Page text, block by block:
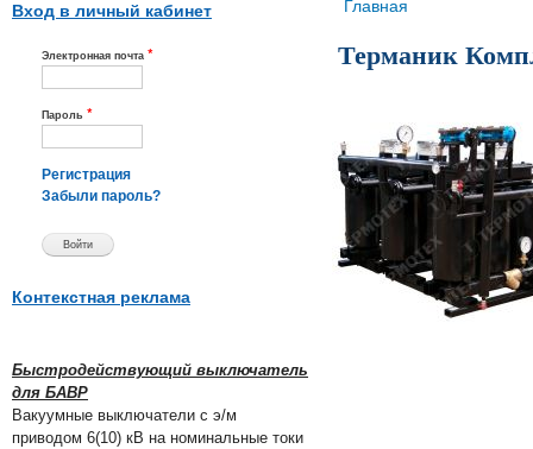
Вход в личный кабинет
Электронная почта *
Пароль *
Регистрация
Забыли пароль?
Контекстная реклама
Быстродействующий выключатель
для БАВР
Вакуумные выключатели с э/м
приводом 6(10) кВ на номинальные токи
Вы здесь
Главная
Терманик